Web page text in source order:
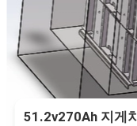
51.2v270Ah 지게